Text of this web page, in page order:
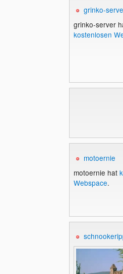
grinko-
grinko-server
kostenlosen
motoernie
motoernie hat
Webspace.